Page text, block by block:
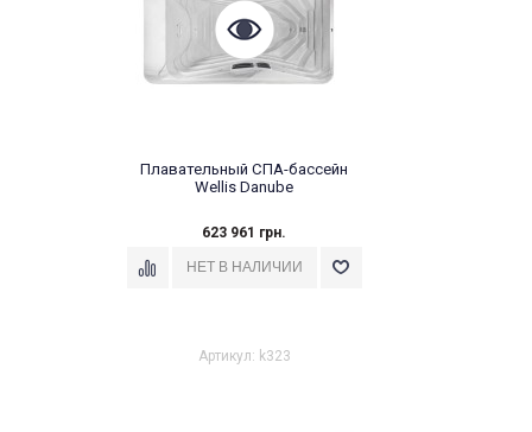
Плавательный СПА-бассейн
Wellis Danube
623 961 грн.
Артикул: k323